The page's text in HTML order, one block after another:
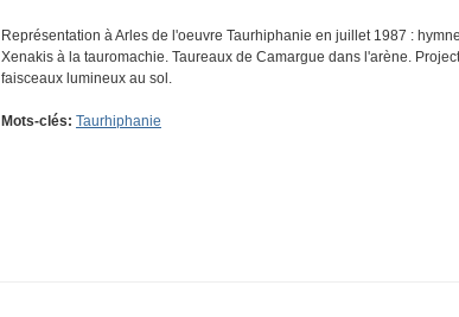
Représentation à Arles de l'oeuvre Taurhiphanie en juillet 1987 :
Xenakis à la tauromachie. Taureaux de Camargue dans l'arène.
faisceaux lumineux au sol.
Mots-clés: Taurhiphanie